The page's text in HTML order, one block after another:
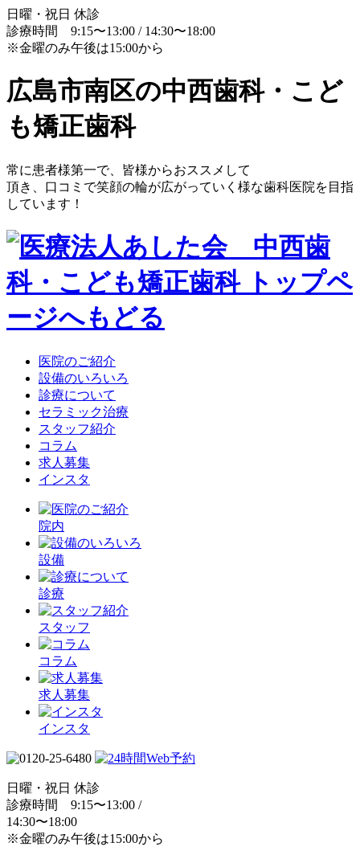
日曜・祝日 休診
診療時間 9:15〜13:00 / 14:30〜18:00
※金曜のみ午後は15:00から
広島市南区の中西歯科・こど
も矯正歯科
常に患者様第一で、皆様からおススメして
頂き、口コミで笑顔の輪が広がっていく様な歯科医院を目指
しています！
医院のご紹介
設備のいろいろ
診療について
セラミック治療
スタッフ紹介
コラム
求人募集
インスタ
院内
設備
診療
スタッフ
コラム
求人募集
インスタ
日曜・祝日 休診
診療時間 9:15〜13:00 /
14:30〜18:00
※金曜のみ午後は15:00から